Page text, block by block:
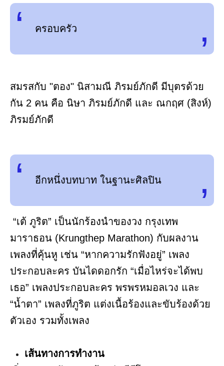
ครอบครัว
สมรสกับ "ตอง" นิสามณี ภิรมย์ภักดี มีบุตรด้วย
กัน 2 คน คือ นิษา ภิรมย์ภักดี และ ณกฤศ (สิงห์)
ภิรมย์ภักดี
อีกหนึ่งบทบาท ในฐานะศิลปิน
“เต้ ภูริต” เป็นนักร้องนำของวง กรุงเทพ
มาราธอน (Krungthep Marathon) กับผลงาน
เพลงที่คุ้นหู เช่น “หากความรักฟังอยู่” เพลง
ประกอบละคร บันไดดอกรัก “เมื่อไหร่จะได้พบ
เธอ” เพลงประกอบละคร พรพรหมอลเวง และ
“น้ำตา” เพลงที่ภูริต แต่งเนื้อร้องและขับร้องด้วย
ตัวเอง รวมทั้งเพลง
เส้นทางการทำงาน